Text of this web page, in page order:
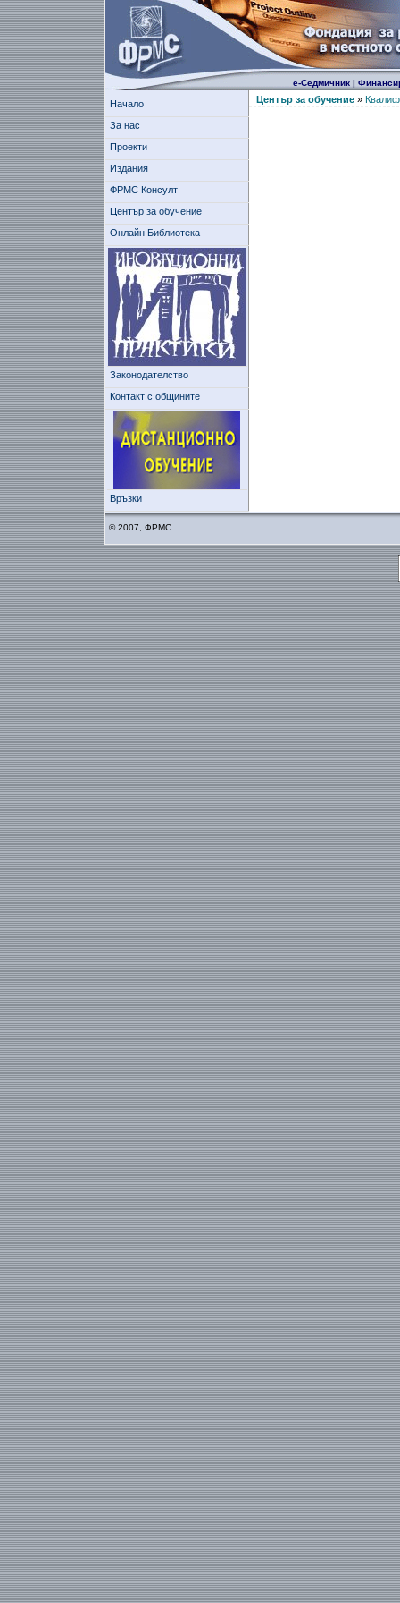
е-Седмичник|
Начало
За нас
Проекти
Издания
ФРМС Консулт
Център за обучение
Онлайн Библиотека
Законодателство
Контакт с общините
Връзки
Център за обучение»
© 2007, ФРМС